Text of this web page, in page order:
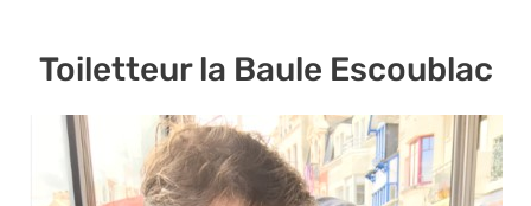
Toiletteur la Baule Escoublac